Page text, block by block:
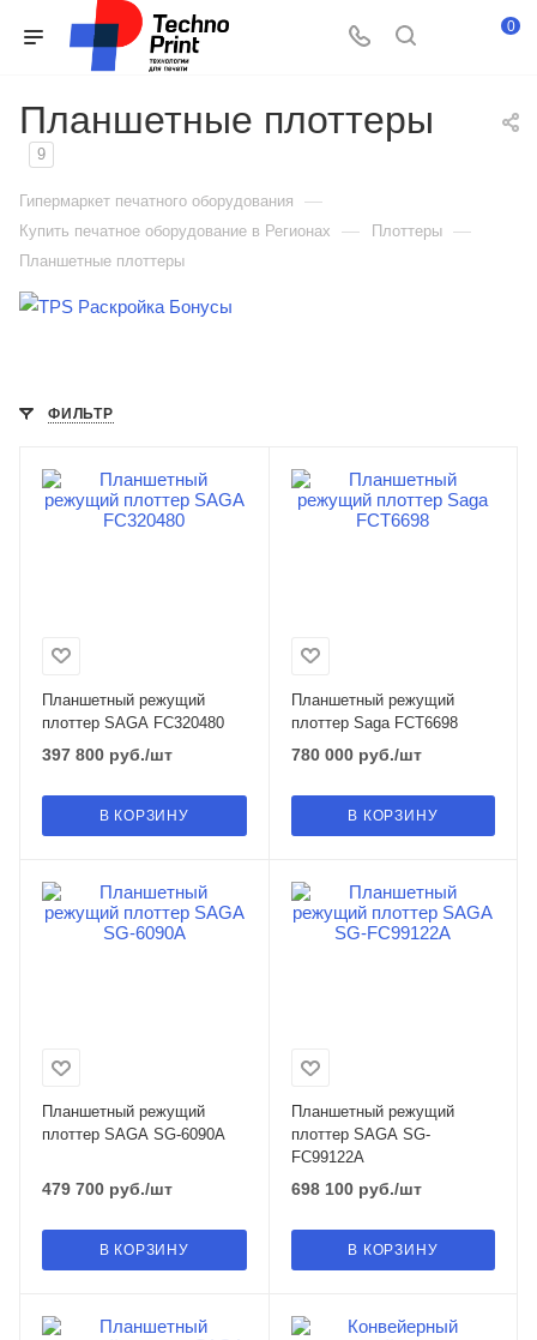
0
Планшетные плоттеры
9
Гипермаркет печатного оборудования —
Купить печатное оборудование в Регионах — Плоттеры —
Планшетные плоттеры
ФИЛЬТР
Планшетный режущий
плоттер SAGA FC320480
397 800 руб./шт
В КОРЗИНУ
Планшетный режущий
плоттер Saga FCT6698
780 000руб./шт
В КОРЗИНУ
Планшетный режущий
плоттер SAGA SG-6090A
479 700 руб./шт
В КОРЗИНУ
Планшетный режущий
плоттер SAGA SG-
FC99122A
698 100руб./шт
В КОРЗИНУ